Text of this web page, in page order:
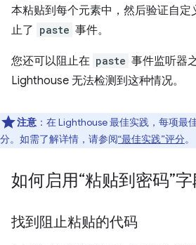
本粘贴到每个元素中，然后验证自定
止了 paste 事件。
您还可以阻止在 paste 事件监听器
Lighthouse 无法检测到这种情况。
注意 ：在 Lighthouse 最佳实践，每项最
分。如需了解详情，请参阅“最佳实践”评分。
如何启用“粘贴到密码”
找到阻止粘贴的代码